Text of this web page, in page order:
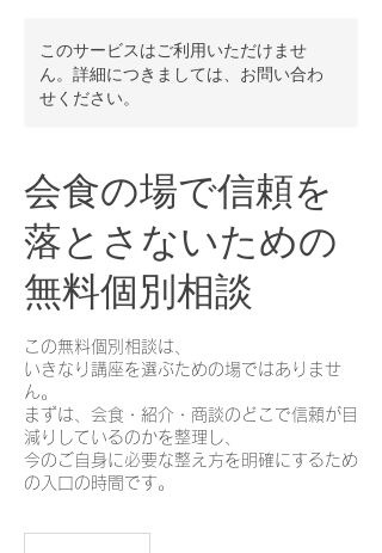
このサービスはご利用いただけませ
ん。詳細につきましては、お問い合わ
せください。
会食の場で信頼を
落とさないための
無料個別相談
この無料個別相談は、
いきなり講座を選ぶための場ではありませ
ん。
まずは、会食・紹介・商談のどこで信頼が目
減りしているのかを整理し、
今のご自身に必要な整え方を明確にするため
の入口の時間です。